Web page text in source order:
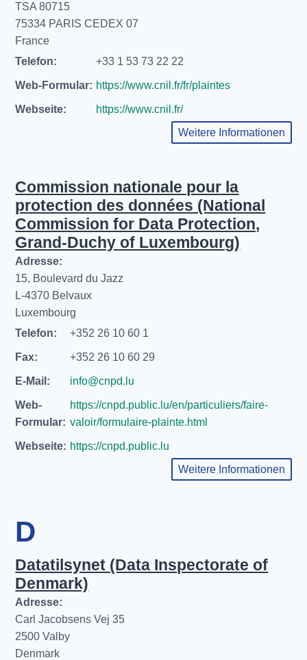
TSA 80715
75334 PARIS CEDEX 07
France
Telefon:
+33 1 53 73 22 22
Web-Formular: https://www.cnil.fr/fr/plaintes
Webseite:
https://www.cnil.fr/
Weitere Informationen
Commission nationale pour la
protection des données (National
Commission for Data Protection,
Grand-Duchy of Luxembourg)
Adresse:
15, Boulevard du Jazz
L-4370 Belvaux
Luxembourg
Telefon:
+352 26 10 60 1
Fax: +352 26 10 60 29
E-Mail: info@cnpd.lu
Web-
Formular:
https://cnpd.public.lu/en/particuliers/faire-
valoir/formulaire-plainte.html
Webseite: https://cnpd.public.lu
Weitere Informationen
D
Datatilsynet (Data Inspectorate of
Denmark)
Adresse:
Carl Jacobsens Vej 35
2500 Valby
Denmark